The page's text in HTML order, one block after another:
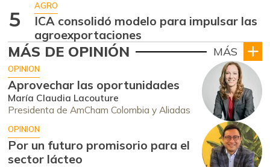
5
AGRO
ICA consolidó modelo para impulsar las
agroexportaciones
MÁS DE OPINIÓN MÁS
OPINION
Aprovechar las oportunidades
María Claudia Lacouture
Presidenta de AmCham Colombia y Aliadas
OPINION
Por un futuro promisorio para el
sector lácteo